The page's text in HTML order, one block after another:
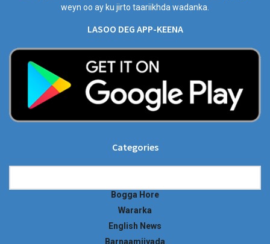
weyn oo ay ku jirto taariikhda wadanka.
LASOO DEG APP-KEENA
Categories
Bogga Hore
Wararka
English News
Barnaamijyada